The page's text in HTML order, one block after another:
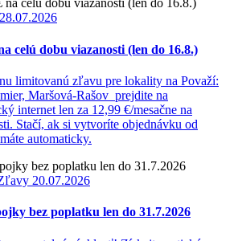
28.07.2026
celú dobu viazanosti (len do 16.8.)
limitovanú zľavu pre lokality na Považí:
Maršová-Rašov prejdite na
internet len za 12,99 €/mesačne na
Stačí, ak si vytvoríte objednávku od
automaticky.
20.07.2026
bez poplatku len do 31.7.2026